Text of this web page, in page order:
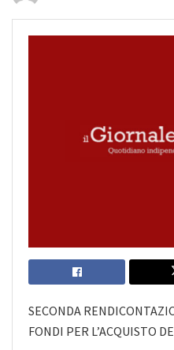
SECONDA
FONDI PER L’ACQUISTO